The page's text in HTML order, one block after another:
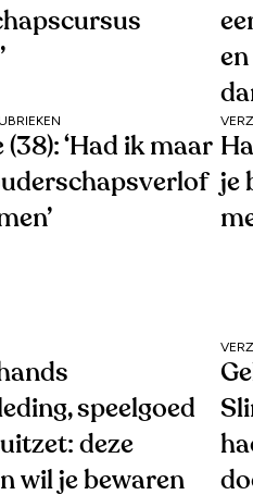
‘Had ik maar
je
speelgoed
deze
wil je bewaren